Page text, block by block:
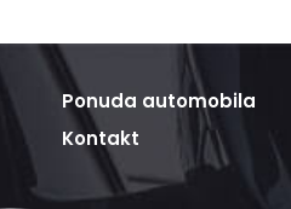
Ponuda automobila
Kontakt